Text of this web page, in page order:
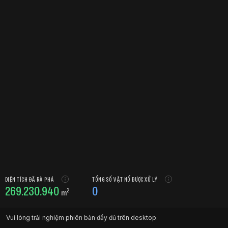
DIỆN TÍCH ĐÃ RÀ PHÁ
269.230.940 m2
TỔNG SỐ VẬT NỔ ĐƯỢC XỬ LÝ
0
Vui lòng trải nghiệm phiên bản đầy đủ trên desktop.